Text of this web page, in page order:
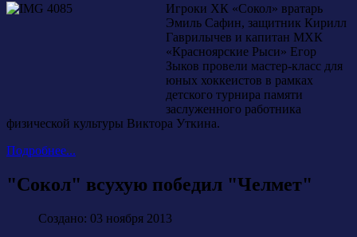
Игроки ХК «Сокол» вратарь
Эмиль Сафин, защитник Кирилл
Гаврилычев и капитан МХК
«Красноярские Рыси» Егор
Зыков провели мастер-класс для
юных хоккеистов в рамках
детского турнира памяти
заслуженного работника
физической культуры Виктора Уткина.
Подробнее...
"Сокол" всухую победил "Челмет"
Создано: 03 ноября 2013